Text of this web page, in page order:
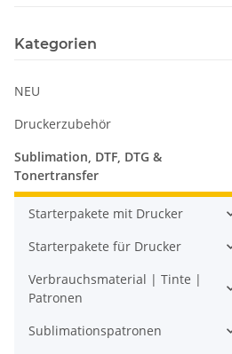
Kategorien
NEU
Druckerzubehör
Sublimation, DTF, DTG &
Tonertransfer
Starterpakete mit Drucker
Starterpakete für Drucker
Verbrauchsmaterial | Tinte |
Patronen
Sublimationspatronen